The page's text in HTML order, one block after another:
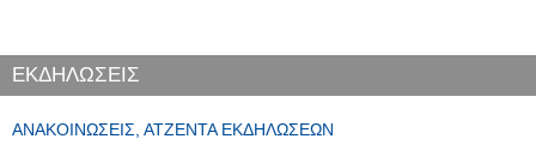
ΕΚΔΗΛΩΣΕΙΣ
ΑΝΑΚΟΙΝΏΣΕΙΣ, ΑΤΖΈΝΤΑ ΕΚΔΗΛΏΣΕΩΝ